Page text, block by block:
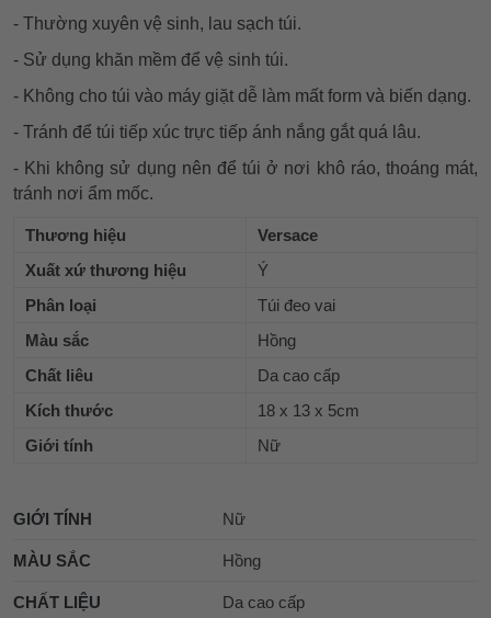
- Thường xuyên vệ sinh, lau sạch túi.
- Sử dụng khăn mềm để vệ sinh túi.
- Không cho túi vào máy giặt dễ làm mất form và biến dạng.
- Tránh để túi tiếp xúc trực tiếp ánh nắng gắt quá lâu.
- Khi không sử dụng nên để túi ở nơi khô ráo, thoáng mát,
tránh nơi ẩm mốc.
Thương hiệu
Versace
Xuất xứ thương hiệu
Ý
Phân loại
Túi đeo vai
Màu sắc
Hồng
Chất liêu
Da cao cấp
Kích thước
18 x 13 x 5cm
Giới tính
Nữ
GIỚI TÍNH Nữ
MÀU SẮC Hồng
CHẤT LIỆU Da cao cấp